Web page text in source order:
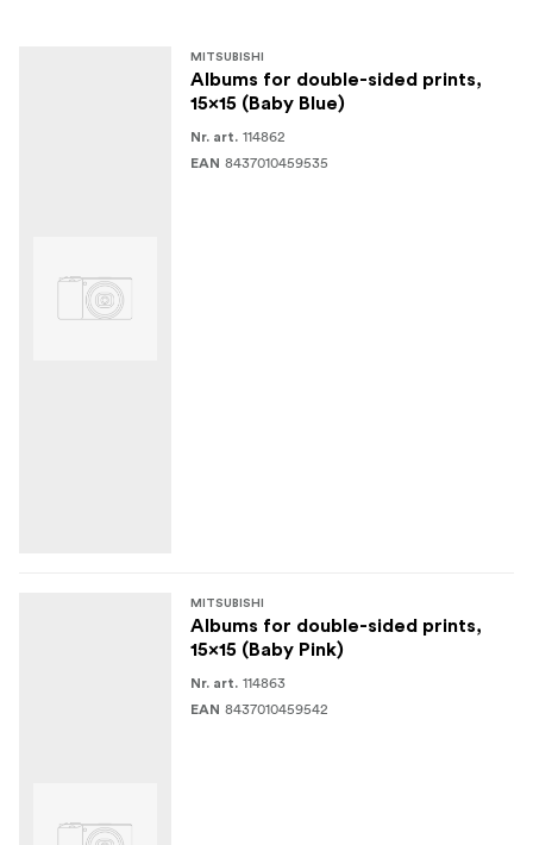
MITSUBISHI
Albums for double-sided prints,
15x15 (Baby Blue)
Nr. art. 114862
EAN 8437010459535
MITSUBISHI
Albums for double-sided prints,
15x15 (Baby Pink)
Nr. art. 114863
EAN 8437010459542